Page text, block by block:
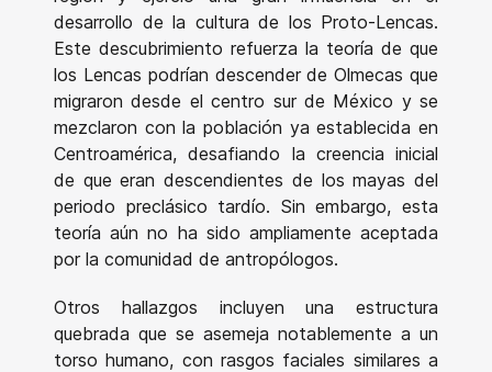
desarrollo de la cultura de los Proto-Lencas.
Este descubrimiento refuerza la teoría de que
los Lencas podrían descender de Olmecas que
migraron desde el centro sur de México y se
mezclaron con la población ya establecida en
Centroamérica, desafiando la creencia inicial
de que eran descendientes de los mayas del
periodo preclásico tardío. Sin embargo, esta
teoría aún no ha sido ampliamente aceptada
por la comunidad de antropólogos.
Otros hallazgos incluyen una estructura
quebrada que se asemeja notablemente a un
torso humano, con rasgos faciales similares a